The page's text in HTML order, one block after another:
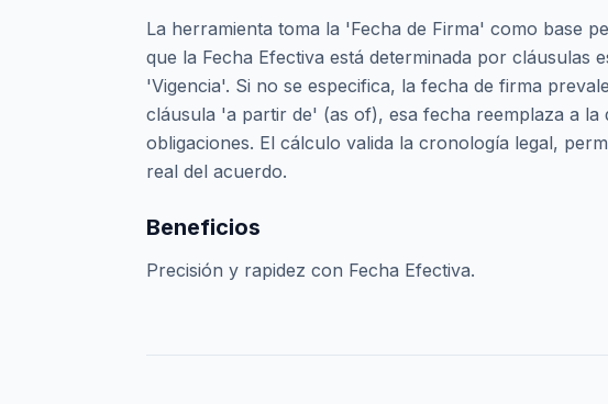
La herramienta toma la 'Fecha de Firma' como base
que la Fecha Efectiva está determinada por cláusulas
'Vigencia'. Si no se especifica, la fecha de firma
cláusula 'a partir de' (as of), esa fecha reemplaza a la
obligaciones. El cálculo valida la cronología legal,
real del acuerdo.
Beneficios
Precisión y rapidez con Fecha Efectiva.